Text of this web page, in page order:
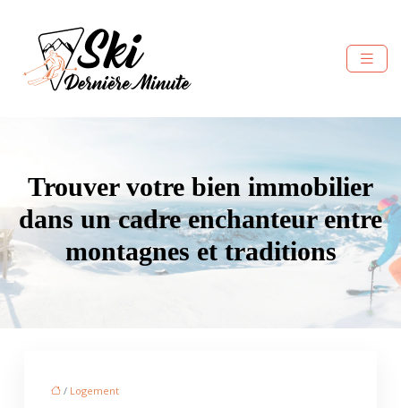
Trouver votre bien immobilier
dans un cadre enchanteur entre
montagnes et traditions
/ Logement